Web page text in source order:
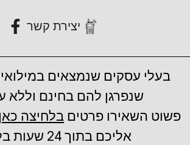
יצירת קשר
בעלי עסקים שנמצאים
שנפרגן להם בחינם וללא
פשוט השאירו פרטים בלחיצה
אליכם בתוך 24 שעות בלבד.